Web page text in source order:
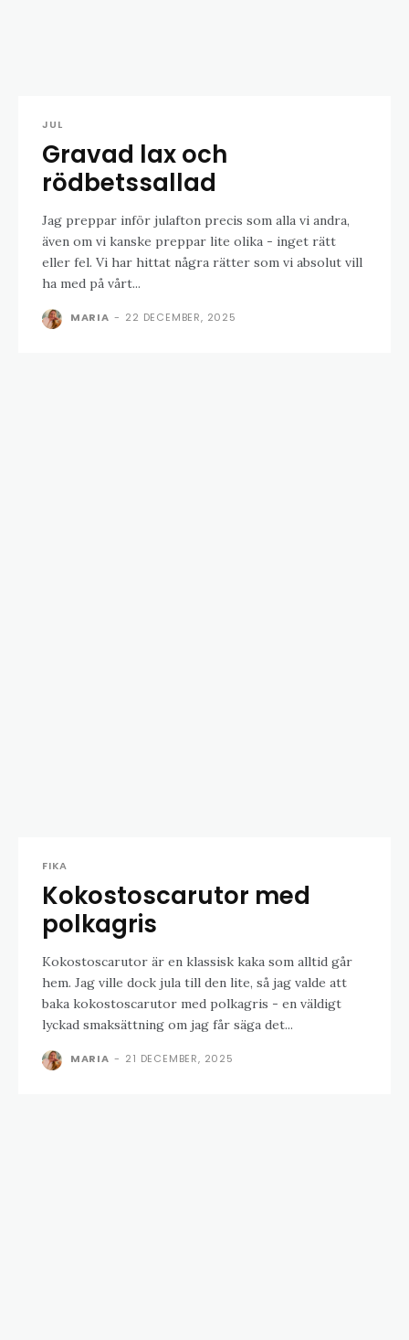
JUL
Gravad lax och
rödbetssallad
Jag preppar inför julafton precis som alla vi andra,
även om vi kanske preppar lite olika - inget rätt
eller fel. Vi har hittat några rätter som vi absolut vill
ha med på vårt...
MARIA - 22 DECEMBER, 2025
FIKA
Kokostoscarutor med
polkagris
Kokostoscarutor är en klassisk kaka som alltid går
hem. Jag ville dock jula till den lite, så jag valde att
baka kokostoscarutor med polkagris - en väldigt
lyckad smaksättning om jag får säga det...
MARIA - 21 DECEMBER, 2025